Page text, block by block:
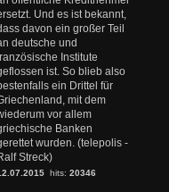
Und es ist bekannt,
davon ein großer Teil
deutsche und
Institute
ist. So blieb also
ein Drittel für
mit dem
vor allem
Banken
wurden. (telepolis -
Streck)
hits: 20346